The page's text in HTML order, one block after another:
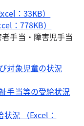
：33KB）
：778KB）
手当・障害児手当
対象児童の状況
手当等の受給状況
況 （Excel：